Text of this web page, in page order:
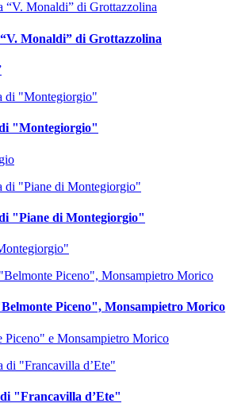
Monaldi” di Grottazzolina
"Montegiorgio"
"Piane di Montegiorgio"
Piceno", Monsampietro Morico
Piceno" e Monsampietro Morico
"Francavilla d’Ete"